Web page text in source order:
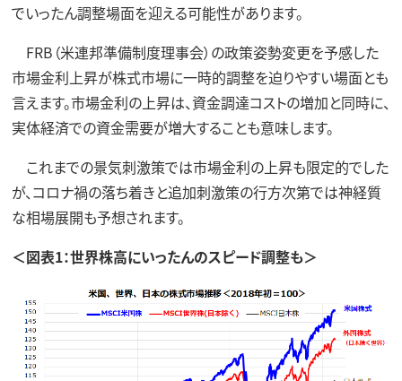
でいったん調整場面を迎える可能性があります。
FRB（米連邦準備制度理事会）の政策姿勢変更を予感した
市場金利上昇が株式市場に一時的調整を迫りやすい場面とも
言えます。市場金利の上昇は、資金調達コストの増加と同時に、
実体経済での資金需要が増大することも意味します。
これまでの景気刺激策では市場金利の上昇も限定的でした
が、コロナ禍の落ち着きと追加刺激策の行方次第では神経質
な相場展開も予想されます。
＜図表1：世界株高にいったんのスピード調整も＞